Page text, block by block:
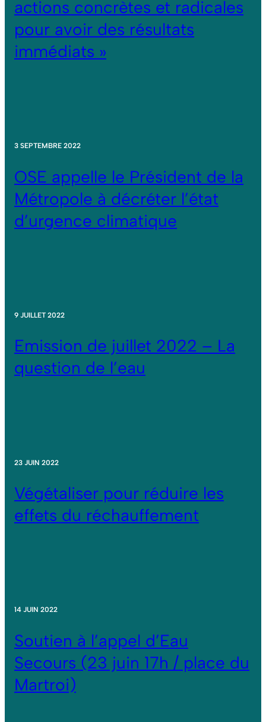
actions concrètes et radicales
pour avoir des résultats
immédiats »
3 SEPTEMBRE 2022
OSE appelle le Président de la
Métropole à décréter l’état
d’urgence climatique
9 JUILLET 2022
Emission de juillet 2022 – La
question de l’eau
23 JUIN 2022
Végétaliser pour réduire les
effets du réchauffement
14 JUIN 2022
Soutien à l’appel d’Eau
Secours (23 juin 17h / place du
Martroi)